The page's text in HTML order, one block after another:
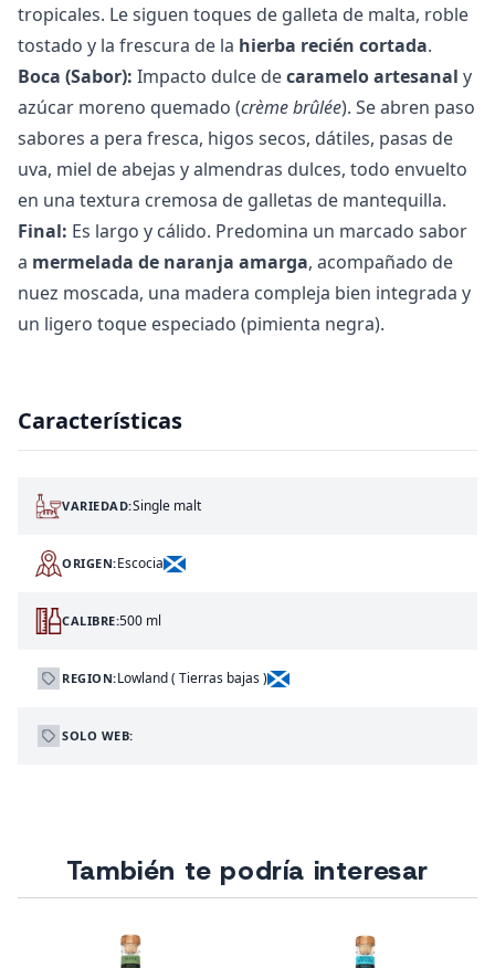
tropicales. Le siguen toques de galleta de malta, roble
tostado y la frescura de la hierba recién cortada.
Boca (Sabor): Impacto dulce decaramelo artesanal y
azúcar moreno quemado (crème brûlée). Se abren paso
sabores a pera fresca, higos secos, dátiles, pasas de
uva, miel de abejas y almendras dulces, todo envuelto
en una textura cremosa de galletas de mantequilla.
Final: Es largo y cálido. Predomina un marcado sabor
a mermelada de naranja amarga, acompañado de
nuez moscada, una madera compleja bien integrada y
un ligero toque especiado (pimienta negra).
Características
VARIEDAD:Single malt
ORIGEN:Escocia
CALIBRE:500 ml
REGION:Lowland ( Tierras bajas )
SOLO WEB:
También te podría interesar